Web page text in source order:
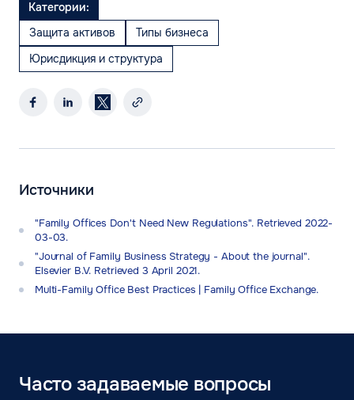
Категории:
Защита активов
Типы бизнеса
Юрисдикция и структура
Источники
"Family Offices Don't Need New Regulations". Retrieved 2022-
03-03.
"Journal of Family Business Strategy - About the journal".
Elsevier B.V. Retrieved 3 April 2021.
Multi-Family Office Best Practices | Family Office Exchange.
Часто задаваемые вопросы